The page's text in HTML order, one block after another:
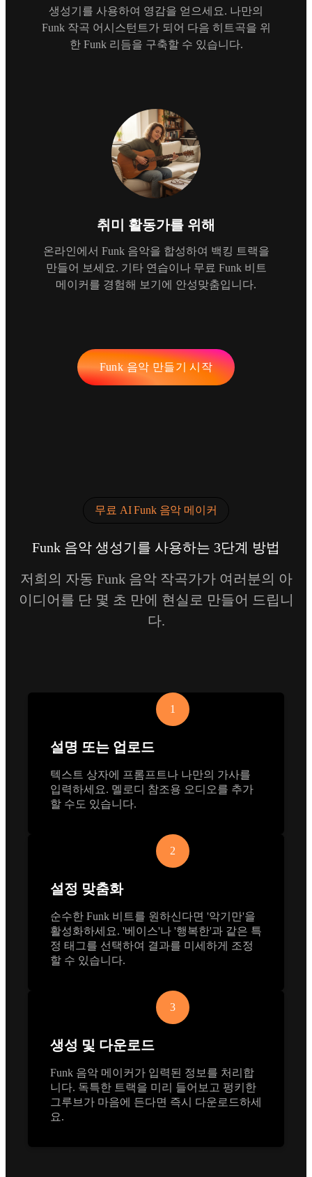
생성기를 사용하여 영감을 얻으세요. 나만의
Funk 작곡 어시스턴트가 되어 다음 히트곡을 위
한 Funk 리듬을 구축할 수 있습니다.
취미 활동가를 위해
온라인에서 Funk 음악을 합성하여 백킹 트랙을
만들어 보세요. 기타 연습이나 무료 Funk 비트
메이커를 경험해 보기에 안성맞춤입니다.
Funk 음악 만들기 시작
무료 AI Funk 음악 메이커
Funk 음악 생성기를 사용하는 3단계 방법
저희의 자동 Funk 음악 작곡가가 여러분의 아
이디어를 단 몇 초 만에 현실로 만들어 드립니
다.
1
설명 또는 업로드
텍스트 상자에 프롬프트나 나만의 가사를
입력하세요. 멜로디 참조용 오디오를 추가
할 수도 있습니다.
2
설정 맞춤화
순수한 Funk 비트를 원하신다면 '악기만'을
활성화하세요. '베이스'나 '행복한'과 같은 특
정 태그를 선택하여 결과를 미세하게 조정
할 수 있습니다.
3
생성 및 다운로드
Funk 음악 메이커가 입력된 정보를 처리합
니다. 독특한 트랙을 미리 들어보고 펑키한
그루브가 마음에 든다면 즉시 다운로드하세
요.